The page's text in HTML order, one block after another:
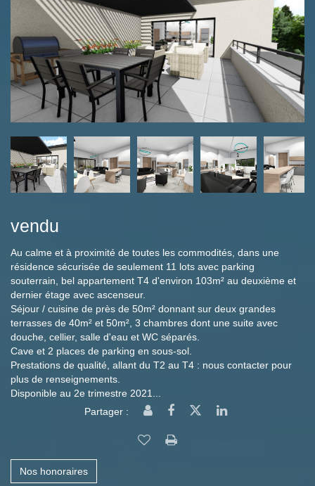
vendu
Au calme et à proximité de toutes les commodités, dans une
résidence sécurisée de seulement 11 lots avec parking
souterrain, bel appartement T4 d'environ 103m² au deuxième et
dernier étage avec ascenseur.
Séjour / cuisine de près de 50m² donnant sur deux grandes
terrasses de 40m² et 50m², 3 chambres dont une suite avec
douche, cellier, salle d'eau et WC séparés.
Cave et 2 places de parking en sous-sol.
Prestations de qualité, allant du T2 au T4 : nous contacter pour
plus de renseignements.
Disponible au 2e trimestre 2021...
Partager :
Nos honoraires